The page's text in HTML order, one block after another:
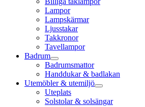
Lampor
Lampskärmar
Ljusstakar
Takkronor
Tavellampor
Badrum
Badrumsmattor
Handdukar & badlakan
Utemöbler & utemiljö
Uteplats
Solstolar & solsängar